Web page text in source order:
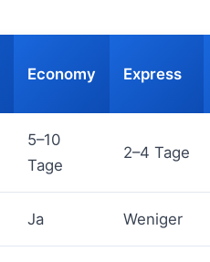
Economy Express
5–10
Tage
2–4 Tage
Ja Weniger